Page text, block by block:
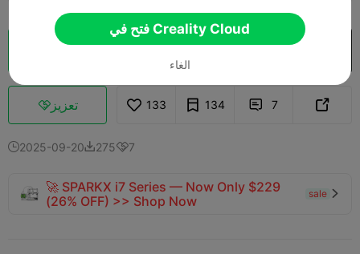
تعزيز 133 134  7 
2025-09-202757
🚀 SPARKX i7 Series — Now Only $229
(26% OFF) >> Shop Now
sale 
فتح في Creality Cloud
الغاء